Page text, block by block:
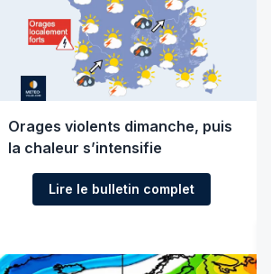
Orages violents dimanche, puis
la chaleur s’intensifie
Lire le bulletin complet